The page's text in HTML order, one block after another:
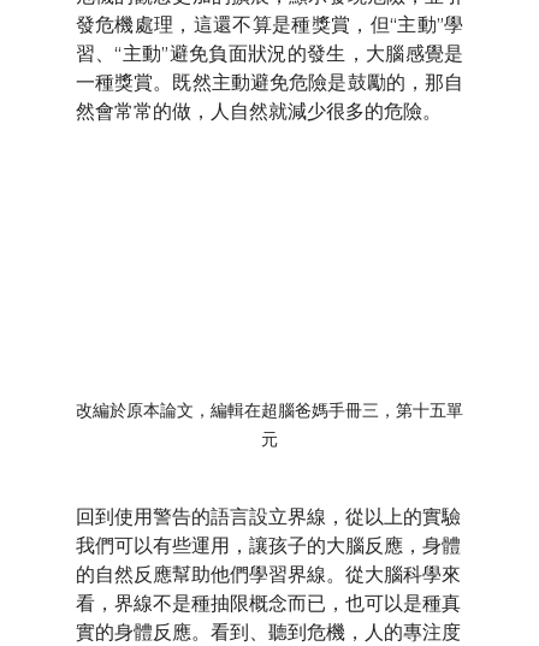
發危機處理，這還不算是種獎賞，但“主動”學
習、“主動”避免負面狀況的發生，大腦感覺是
一種獎賞。既然主動避免危險是鼓勵的，那自
然會常常的做，人自然就減少很多的危險。
改編於原本論文，編輯在超腦爸媽手冊三，第十五單
元
回到使用警告的語言設立界線，從以上的實驗
我們可以有些運用，讓孩子的大腦反應，身體
的自然反應幫助他們學習界線。從大腦科學來
看，界線不是種抽限概念而已，也可以是種真
實的身體反應。看到、聽到危機，人的專注度